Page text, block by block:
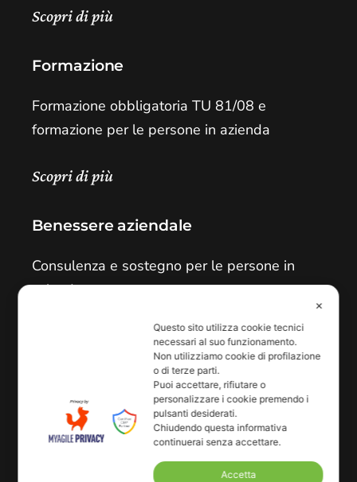
Scopri di più
Formazione
Formazione obbligatoria TU 81/08 e
formazione per le persone in azienda
Scopri di più
Benessere aziendale
Consulenza e sostegno per le persone in
azienda
Via G. La Pira 19/4
San Donà di Piave - VE
info@bkrinformazione.it
✕
Questo sito utilizza cookie tecnici
necessari al suo funzionamento.
Non utilizziamo cookie di profilazione
o di terze parti.
Puoi accettare, rifiutare o
personalizzare i cookie premendo i
pulsanti desiderati.
Chiudendo questa informativa
continuerai senza accettare.
Accetta